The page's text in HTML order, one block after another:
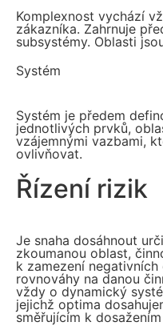
Komplexnost vychází
zákazníka. Zahrnuje
subsystémy. Oblasti
Systém
Systém je předem
jednotlivých prvků,
vzájemnými vazbami,
ovlivňovat.
Řízení rizik
Je snaha dosáhnout
zkoumanou oblast,
k zamezení
rovnováhy na danou
vždy o dynamický
jejichž optima
směřujícím k